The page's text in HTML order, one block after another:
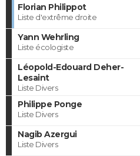
Florian Philippot
Liste d'extrême droite
Yann Wehrling
Liste écologiste
Léopold-Edouard Deher-
Lesaint
Liste Divers
Philippe Ponge
Liste Divers
Nagib Azergui
Liste Divers